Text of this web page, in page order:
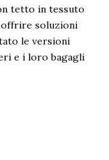
tetto in tessuto
offrire soluzioni
le versioni
e i loro bagagli